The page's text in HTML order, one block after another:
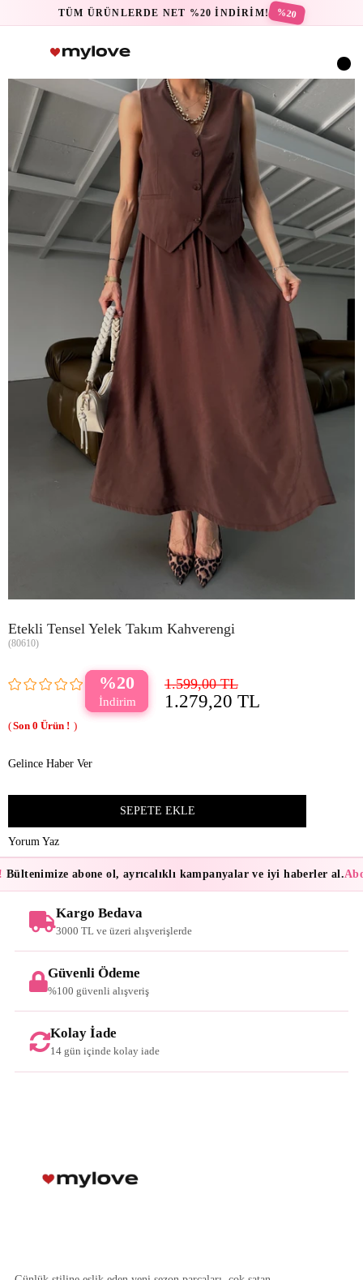
TÜM ÜRÜNLERDE NET %20 İNDİRİM! %20
Etekli Tensel Yelek Takım Kahverengi
(80610)
20 1.599,00 TL
1.279,20 TL
0
Gelince Haber Ver
Yorum Yaz
Bültenimize abone ol, ayrıcalıklı kampanyalar ve iyi haberler al.
Kargo Bedava
3000 TL ve üzeri alışverişlerde
Güvenli Ödeme
%100 güvenli alışveriş
Kolay İade
14 gün içinde kolay iade